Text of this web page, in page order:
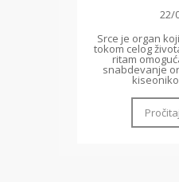
22/
Srce je organ
tokom celog
ritam
snabdevanje